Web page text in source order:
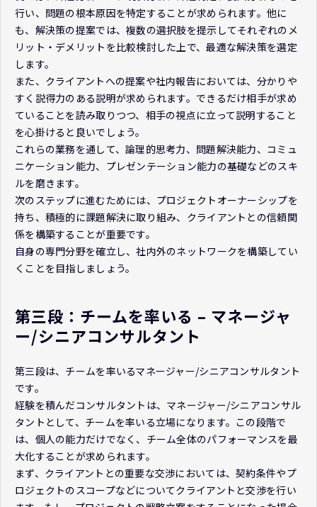
行い、問題の根本原因を特定することが求められます。他に
も、解決策の提案では、複数の選択肢を提示してそれぞれのメ
リット・デメリットを比較検討した上で、最適な解決策を選定
します。
また、クライアントへの提案や社内報告においては、分かりや
すく説得力のある説明が求められます。できるだけ相手が求め
ていることを読み取りつつ、相手の視点に立って説明すること
を心掛けると良いでしょう。
これらの業務を通して、論理的思考力、問題解決能力、コミュ
ニケーション能力、プレゼンテーション能力の基礎などのスキ
ルを磨きます。
次のステップに進むためには、プロジェクトオーナーシップを
持ち、積極的に課題解決に取り組み、クライアントとの信頼関
係を構築することが重要です。
自身の専門分野を確立し、社内外のネットワークを構築してい
くことを目指しましょう。
第三段：チームを率いる – マネージャ
ー/シニアコンサルタント
第三段は、チームを率いるマネージャー/シニアコンサルタント
です。
経験を積んだコンサルタントは、マネージャー/シニアコンサル
タントとして、チームを率いる立場になります。この段階で
は、個人の能力だけでなく、チーム全体のパフォーマンスを最
大化することが求められます。
まず、クライアントとの重要な交渉においては、契約条件やプ
ロジェクトのスコープなどについてクライアントと交渉を行い